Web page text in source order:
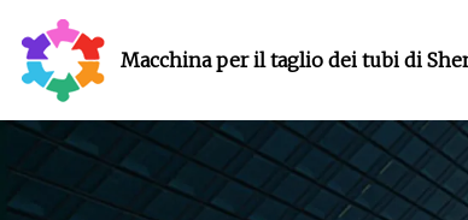
Macchina per il taglio dei tubi di